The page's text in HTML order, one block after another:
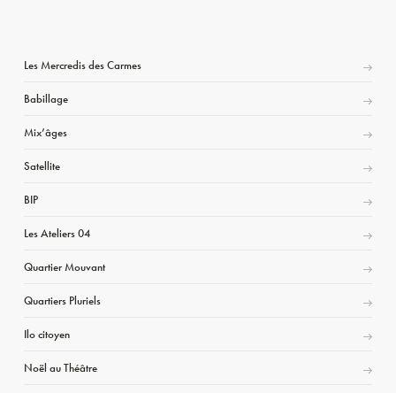
Les Mercredis des Carmes
Babillage
Mix’âges
Satellite
BIP
Les Ateliers 04
Quartier Mouvant
Quartiers Pluriels
Ilo citoyen
Noël au Théâtre